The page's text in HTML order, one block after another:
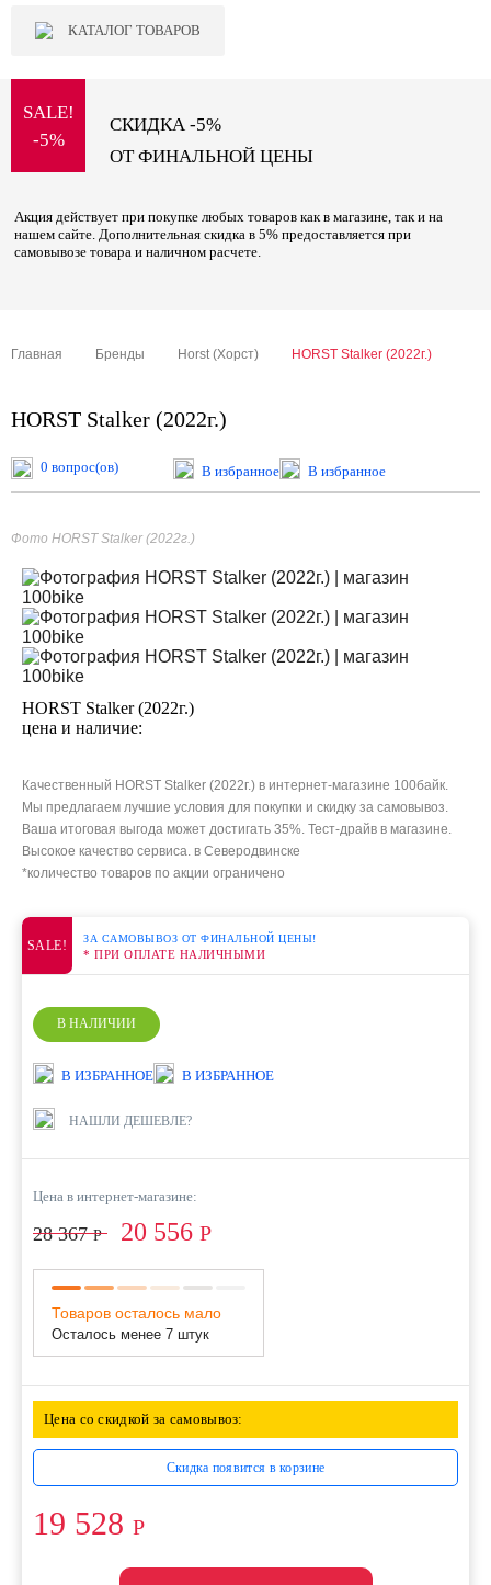
КАТАЛОГ ТОВАРОВ
SALE!
-5%
СКИДКА -5%
ОТ ФИНАЛЬНОЙ ЦЕНЫ
Акция действует при покупке любых товаров как в магазине, так и на
нашем сайте. Дополнительная скидка в 5% предоставляется при
самовывозе товара и наличном расчете.
Главная Бренды Horst (Хорст) HORST Stalker (2022г.)
HORST Stalker (2022г.)
0 вопрос(ов) В избранное В избранное
Фото HORST Stalker (2022г.)
HORST Stalker (2022г.)
цена и наличие:
Качественный HORST Stalker (2022г.) в интернет-магазине 100байк.
Мы предлагаем лучшие условия для покупки и скидку за самовывоз.
Ваша итоговая выгода может достигать 35%. Тест-драйв в магазине.
Высокое качество сервиса. в Северодвинске
*количество товаров по акции ограничено
SALE! ЗА САМОВЫВОЗ ОТ ФИНАЛЬНОЙ ЦЕНЫ!
* ПРИ ОПЛАТЕ НАЛИЧНЫМИ
В НАЛИЧИИ
В ИЗБРАННОЕ В ИЗБРАННОЕ
НАШЛИ ДЕШЕВЛЕ?
Цена в интернет-магазине:
28 367Р 20 556 Р
Товаров осталось мало
Осталось менее 7 штук
Цена со скидкой за самовывоз:
Скидка появится в корзине
19 528 Р